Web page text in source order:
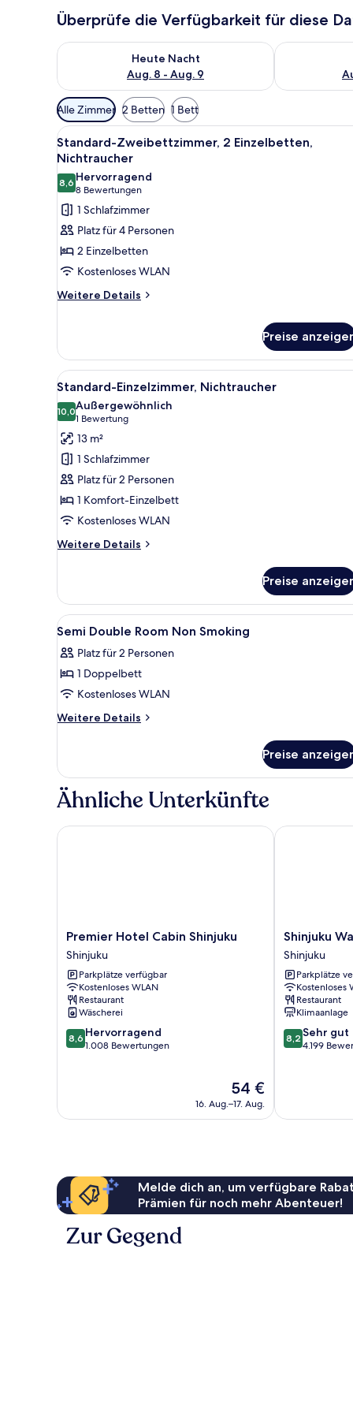
Überprüfe die Verfügbarkeit für diese
Heute Nacht
Aug. 8 - Aug. 9
Überprüfe die Verfügbarkeit für heute Nacht, Aug. 8
Überprüfe
Verfügbare
Filter
für
Zimmer
Alle Zimmer 2 Betten 1 Bett
Alle
Fotos
für
Standard-
Zweibettzimmer,
2 Einzelbetten,
Nichtraucher
anzeigen
Ein Hotelzimmer mit zwei
11
Standard-Zweibettzimmer, 2 Einzelbetten,
Nichtraucher
8,68,6 von 10
Hervorragend
8 Bewertungen
(8
Bewertungen)
1 Schlafzimmer
Platz für 4 Personen
2 Einzelbetten
Kostenloses WLAN
Weitere Details
Weitere
Zweibettzimmer,
2 Einzelbetten,
Nichtraucher
Preise
Alle
Fotos
für
Standard-
Einzelzimmer,
Nichtraucher
anzeigen
Ein Hotelzimmer mit Bett,
7
Standard-Einzelzimmer, Nichtraucher
10,010,0 von 10
Außergewöhnlich
1 Bewertung
(1
Bewertung)
13 m²
1 Schlafzimmer
Platz für 2 Personen
1 Komfort-Einzelbett
Kostenloses WLAN
Weitere Details
Weitere
Einzelzimmer,
Nichtraucher
Preise
Alle
Fotos
für
Semi
Double
Room
anzeigen
Schreibtisch,
4
Semi Double Room Non Smoking
Platz für 2 Personen
1 Doppelbett
Kostenloses WLAN
Weitere Details
Weitere
Double
Room
Non
Preise
Ähnliche Unterkünfte
Premier
Hotel
Cabin
Shinjuku
Shinjuku
Premier Hotel Cabin Shinjuku
Shinjuku
Parkplätze verfügbar
Kostenloses WLAN
Restaurant
Wäscherei
8.6
von
8,6 Hervorragend
1.008 Bewertungen
Der
Preis
beträgt
54 €
16. Aug.–17. Aug.
Premier Hotel Cabin Shinjuku
Shinjuku
Washington
Hotel
Main
Shinjuku
Shinjuku
Shinjuku
Parkplätze
Kostenloses
Restaurant
Klimaanlage
8.2
von
Bewertungen
8,2 Sehr gut
4.199
Shinjuku
Melde dich an, um verfügbare
Prämien für noch mehr Abenteuer!
Zur Gegend